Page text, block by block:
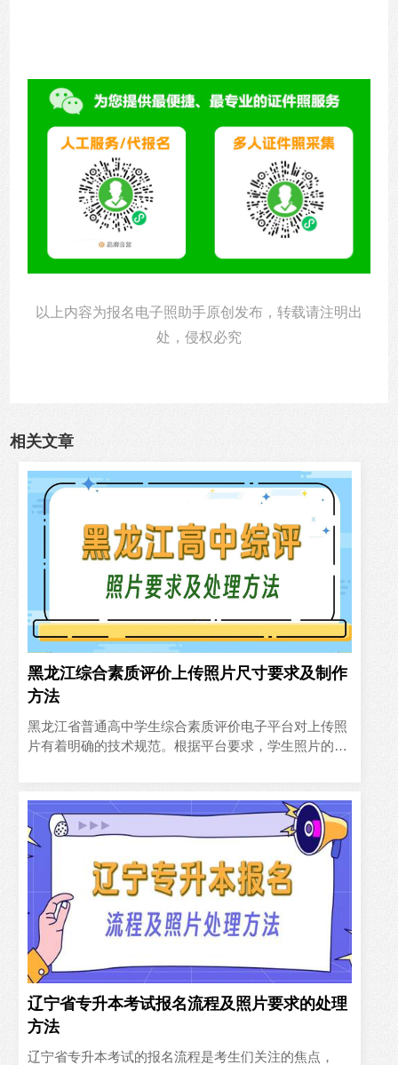
以上内容为报名电子照助手原创发布，转载请注明出
处，侵权必究
相关文章
黑龙江综合素质评价上传照片尺寸要求及制作
方法
黑龙江省普通高中学生综合素质评价电子平台对上传照
片有着明确的技术规范。根据平台要求，学生照片的最
辽宁省专升本考试报名流程及照片要求的处理
方法
辽宁省专升本考试的报名流程是考生们关注的焦点，